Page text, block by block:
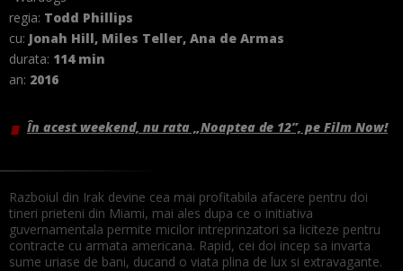
regia: Todd Phillips
cu: Jonah Hill, Miles Teller, Ana de Armas
durata: 114 min
an: 2016
În acest weekend, nu rata „Noaptea de 12”, pe Film Now!
Razboiul din Irak devine cea mai profitabila afacere pentru doi
tineri prieteni din Miami, mai ales dupa ce o initiativa
guvernamentala permite micilor intreprinzatori sa liciteze pentru
contracte cu armata americana. Rapid, cei doi incep sa invarta
sume uriase de bani, ducand o viata plina de lux si extravagante.